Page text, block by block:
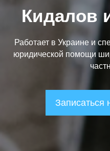
Кидалов
Работает в Украине и
юридической помощи
Записаться